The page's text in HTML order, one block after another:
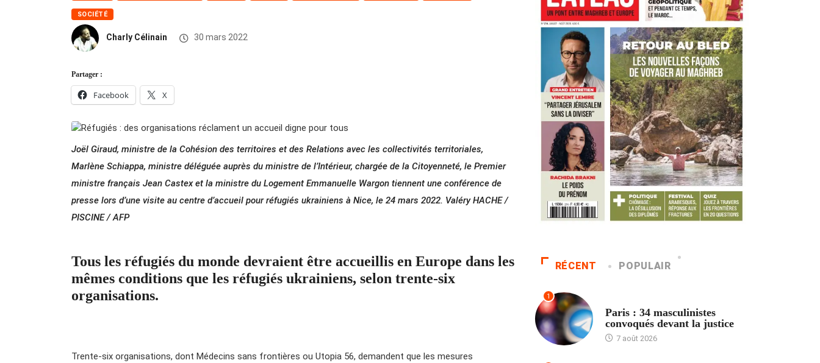
SOCIÉTÉ
Charly Célinain 30 mars 2022
Partager :
Facebook X
Joël Giraud, ministre de la Cohésion des territoires et des Relations avec les collectivités territoriales,
Marlène Schiappa, ministre déléguée auprès du ministre de l’Intérieur, chargée de la Citoyenneté, le Premier
ministre français Jean Castex et la ministre du Logement Emmanuelle Wargon tiennent une conférence de
presse lors d’une visite au centre d’accueil pour réfugiés ukrainiens à Nice, le 24 mars 2022. Valéry HACHE /
PISCINE / AFP
Tous les réfugiés du monde devraient être accueillis en Europe dans les
mêmes conditions que les réfugiés ukrainiens, selon trente-six
organisations.
Trente-six organisations, dont Médecins sans frontières ou Utopia 56, demandent que les mesures
RÉCENT POPULAIR
1
Paris : 34 masculinistes
convoqués devant la justice
7 août 2026